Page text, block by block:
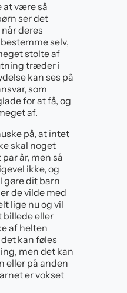
at være så
ser det
deres
selv,
stolte af
træder i
kan ses på
som
for at få, og
af.
på, at intet
skal noget
år, men så
ikke, og
gøre dit barn
de vilde med
lige nu og vil
billede eller
af helten
kan føles
men det kan
eller på anden
er vokset